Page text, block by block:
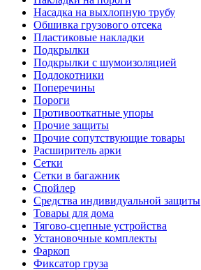
Насадка на выхлопную трубу
Обшивка грузового отсека
Пластиковые накладки
Подкрылки
Подкрылки с шумоизоляцией
Подлокотники
Поперечины
Пороги
Противооткатные упоры
Прочие защиты
Прочие сопутствующие товары
Расширитель арки
Сетки
Сетки в багажник
Спойлер
Средства индивидуальной защиты
Товары для дома
Тягово-сцепные устройства
Установочные комплекты
Фаркоп
Фиксатор груза